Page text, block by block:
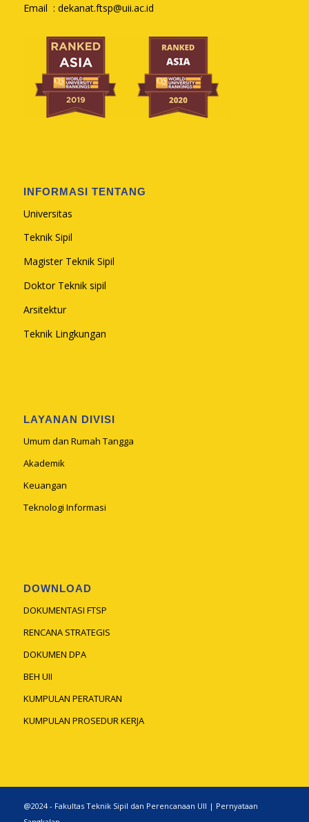
Email : dekanat.ftsp@uii.ac.id
INFORMASI TENTANG
Universitas
Teknik Sipil
Magister Teknik Sipil
Doktor Teknik sipil
Arsitektur
Teknik Lingkungan
LAYANAN DIVISI
Umum dan Rumah Tangga
Akademik
Keuangan
Teknologi Informasi
DOWNLOAD
DOKUMENTASI FTSP
RENCANA STRATEGIS
DOKUMEN DPA
BEH UII
KUMPULAN PERATURAN
KUMPULAN PROSEDUR KERJA
@2024 - Fakultas Teknik Sipil dan Perencanaan UII | Pernyataan